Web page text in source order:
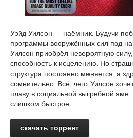
Уэйд Уилсон — наёмник. Будучи
программы вооружённых сил под
Уилсон приобрёл невероятную
способность к исцелению. Но
структура постоянно меняется, а
сомнительно. Всё, чего Уилсон
плаву в социальной выгребной
слишком быстрое.
скачать торрент